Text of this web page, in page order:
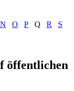
N O P Q R
S
öffentlichen